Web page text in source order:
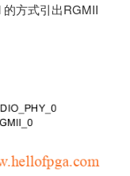
方式引出RGMII